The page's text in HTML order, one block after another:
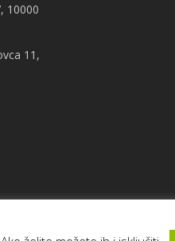
10000
11,